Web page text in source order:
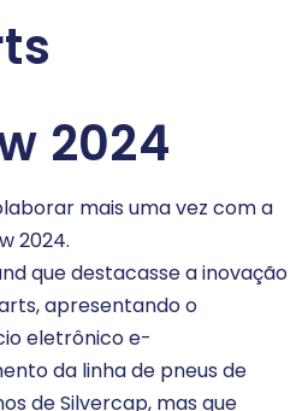
2024
mais uma vez com a
2024.
que destacasse a inovação
apresentando o
eletrônico e-
da linha de pneus de
de Silvercap, mas que